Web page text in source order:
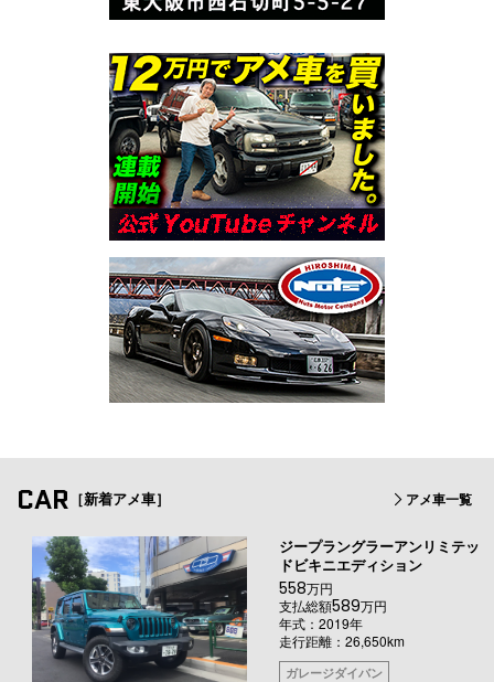
CAR ［新着アメ車］ アメ車一覧
ジープラングラーアンリミテッ
ドビキニエディション
558万円
支払総額589万円
年式：2019年
走行距離：26,650km
ガレージダイバン